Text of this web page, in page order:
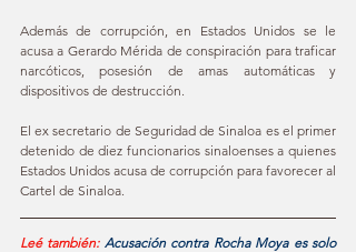
Además de corrupción, en Estados Unidos se le
acusa a Gerardo Mérida de conspiración para traficar
narcóticos, posesión de amas automáticas y
dispositivos de destrucción.
El ex secretario de Seguridad de Sinaloa es el primer
detenido de diez funcionarios sinaloenses a quienes
Estados Unidos acusa de corrupción para favorecer al
Cartel de Sinaloa.
Leé también: Acusación contra Rocha Moya es solo